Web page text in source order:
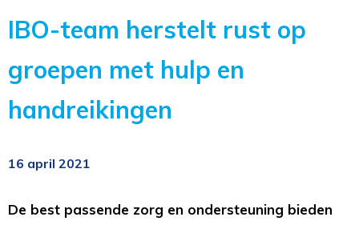
IBO-team herstelt rust op
groepen met hulp en
handreikingen
16 april 2021
De best passende zorg en ondersteuning bieden